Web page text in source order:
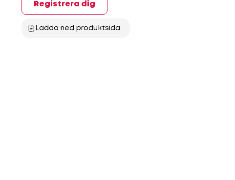
Registrera dig
Ladda ned produktsida